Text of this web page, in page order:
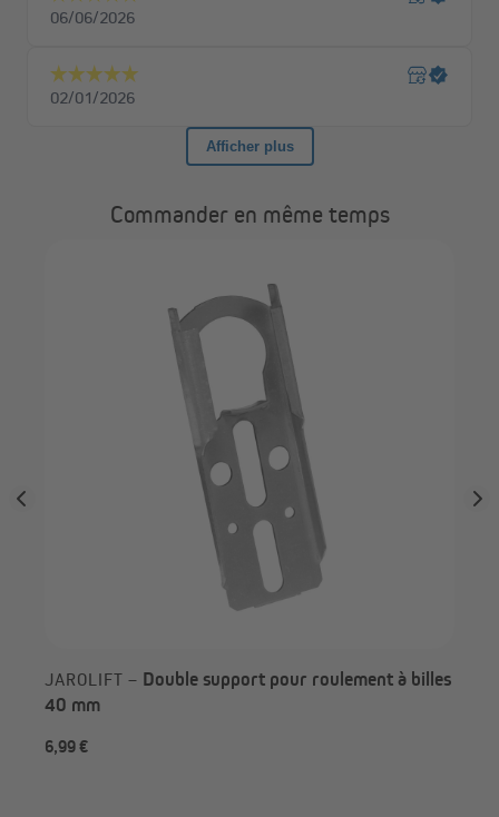
Commander en même temps
JAROLIFT – Double support pour roulement à billes
40 mm
6,99 €